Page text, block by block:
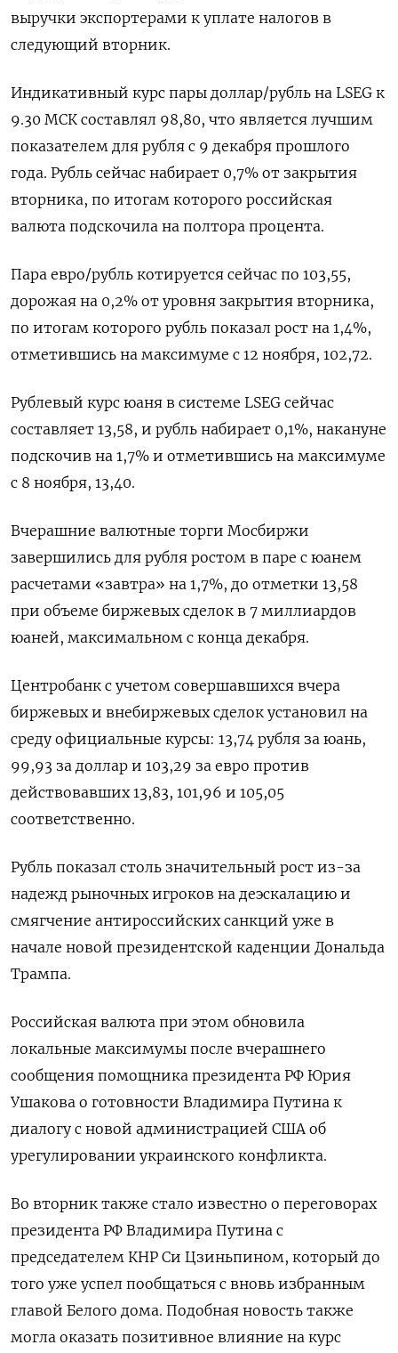
выручки экспортерами к уплате налогов в
следующий вторник.
Индикативный курс пары доллар/рубль на LSEG к
9.30 МСК составлял 98,80, что является лучшим
показателем для рубля с 9 декабря прошлого
года. Рубль сейчас набирает 0,7% от закрытия
вторника, по итогам которого российская
валюта подскочила на полтора процента.
Пара евро/рубль котируется сейчас по 103,55,
дорожая на 0,2% от уровня закрытия вторника,
по итогам которого рубль показал рост на 1,4%,
отметившись на максимуме с 12 ноября, 102,72.
Рублевый курс юаня в системе LSEG сейчас
составляет 13,58, и рубль набирает 0,1%, накануне
подскочив на 1,7% и отметившись на максимуме
с 8 ноября, 13,40.
Вчерашние валютные торги Мосбиржи
завершились для рубля ростом в паре с юанем
расчетами «завтра» на 1,7%, до отметки 13,58
при объеме биржевых сделок в 7 миллиардов
юаней, максимальном с конца декабря.
Центробанк с учетом совершавшихся вчера
биржевых и внебиржевых сделок установил на
среду официальные курсы: 13,74 рубля за юань,
99,93 за доллар и 103,29 за евро против
действовавших 13,83, 101,96 и 105,05
соответственно.
Рубль показал столь значительный рост из-за
надежд рыночных игроков на деэскалацию и
смягчение антироссийских санкций уже в
начале новой президентской каденции Дональда
Трампа.
Российская валюта при этом обновила
локальные максимумы после вчерашнего
сообщения помощника президента РФ Юрия
Ушакова о готовности Владимира Путина к
диалогу с новой администрацией США об
урегулировании украинского конфликта.
Во вторник также стало известно о переговорах
президента РФ Владимира Путина с
председателем КНР Си Цзиньпином, который до
того уже успел пообщаться с вновь избранным
главой Белого дома. Подобная новость также
могла оказать позитивное влияние на курс